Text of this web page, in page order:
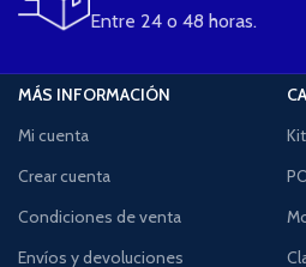
Entre 24 o 48 horas.
MÁS INFORMACIÓN
Mi cuenta
Crear cuenta
Condiciones de venta
Envíos y devoluciones